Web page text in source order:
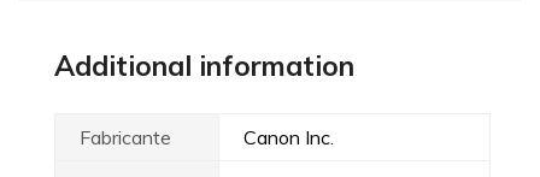
Additional information
Fabricante
Canon Inc.